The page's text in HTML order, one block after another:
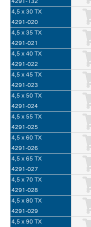
4,5 x 30 TX
4291-020
4,5 x 35 TX
4291-021
4,5 x 40 TX
4291-022
4,5 x 45 TX
4291-023
4,5 x 50 TX
4291-024
4,5 x 55 TX
4291-025
4,5 x 60 TX
4291-026
4,5 x 65 TX
4291-027
4,5 x 70 TX
4291-028
4,5 x 80 TX
4291-029
4,5 x 90 TX